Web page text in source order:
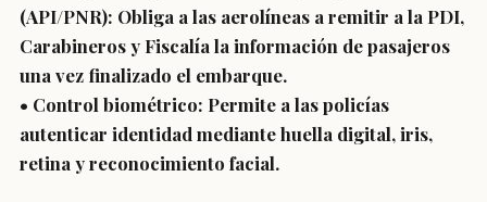
(API/PNR): Obliga a las aerolíneas a remitir a la PDI,
Carabineros y Fiscalía la información de pasajeros
una vez finalizado el embarque.
• Control biométrico: Permite a las policías
autenticar identidad mediante huella digital, iris,
retina y reconocimiento facial.